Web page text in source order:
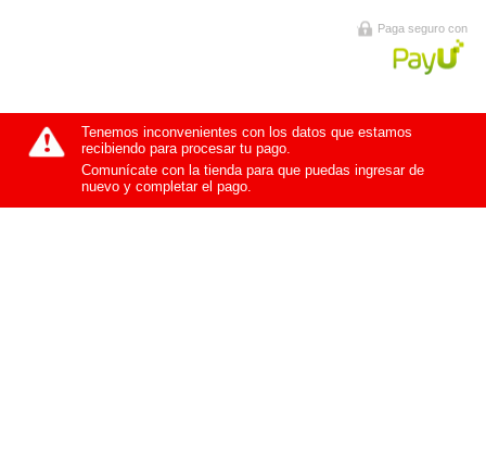
Paga seguro con
Tenemos inconvenientes con los datos que estamos
recibiendo para procesar tu pago.
Comunícate con la tienda para que puedas ingresar de
nuevo y completar el pago.